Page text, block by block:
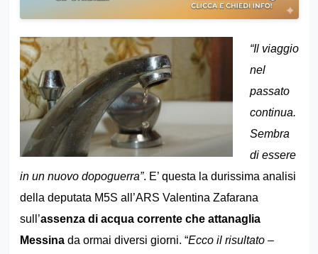
“Il viaggio
nel
passato
continua.
Sembra
di essere
in un nuovo dopoguerra”. E’ questa la durissima analisi
della deputata M5S all’ARS Valentina Zafarana
sull’assenza di acqua corrente che attanaglia
Messinada ormai diversi giorni. “Ecco il risultato–